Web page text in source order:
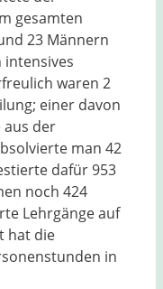
gesamten
23 Männern
intensives
waren 2
einer davon
der
man 42
dafür 953
noch 424
Lehrgänge auf
hat die
in